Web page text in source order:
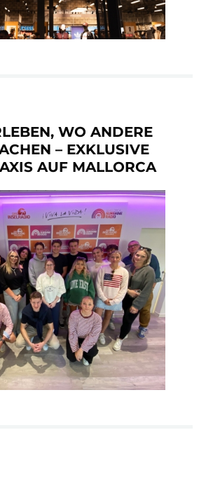
WO ANDERE
– EXKLUSIVE
AUF MALLORCA